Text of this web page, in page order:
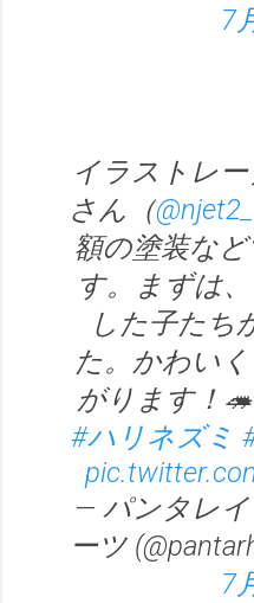
7
イラストレ
さん（@njet2_
額の塗装な
す。まずは
した子たち
た。かわい
がります！
#ハリネズミ
— パンタレ
ーツ
7